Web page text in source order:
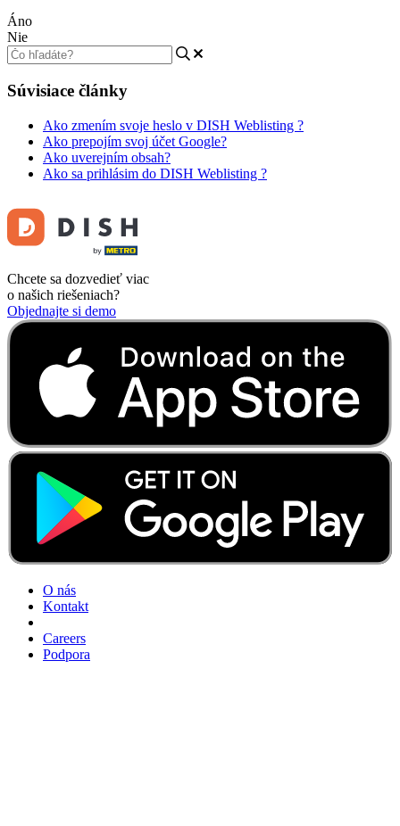
Áno
Nie
Súvisiace články
Ako zmením svoje heslo v DISH Weblisting ?
Ako prepojím svoj účet Google?
Ako uverejním obsah?
Ako sa prihlásim do DISH Weblisting ?
Chcete sa dozvedieť viac
o našich riešeniach?
Objednajte si demo
O nás
Kontakt
Careers
Podpora